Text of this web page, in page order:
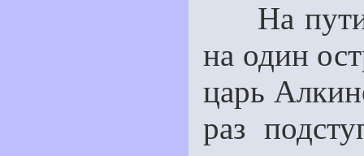
На пути
на один
царь
раз